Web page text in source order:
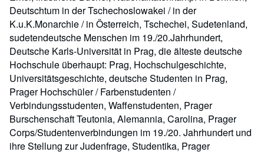
Deutschtum in der Tschechoslowakei / in der
K.u.K.Monarchie / in Österreich, Tschechei, Sudetenland,
sudetendeutsche Menschen im 19./20.Jahrhundert,
Deutsche Karls-Universität in Prag, die älteste deutsche
Hochschule überhaupt: Prag, Hochschulgeschichte,
Universitätsgeschichte, deutsche Studenten in Prag,
Prager Hochschüler / Farbenstudenten /
Verbindungsstudenten, Waffenstudenten, Prager
Burschenschaft Teutonia, Alemannia, Carolina, Prager
Corps/Studentenverbindungen im 19./20. Jahrhundert und
ihre Stellung zur Judenfrage, Studentika, Prager